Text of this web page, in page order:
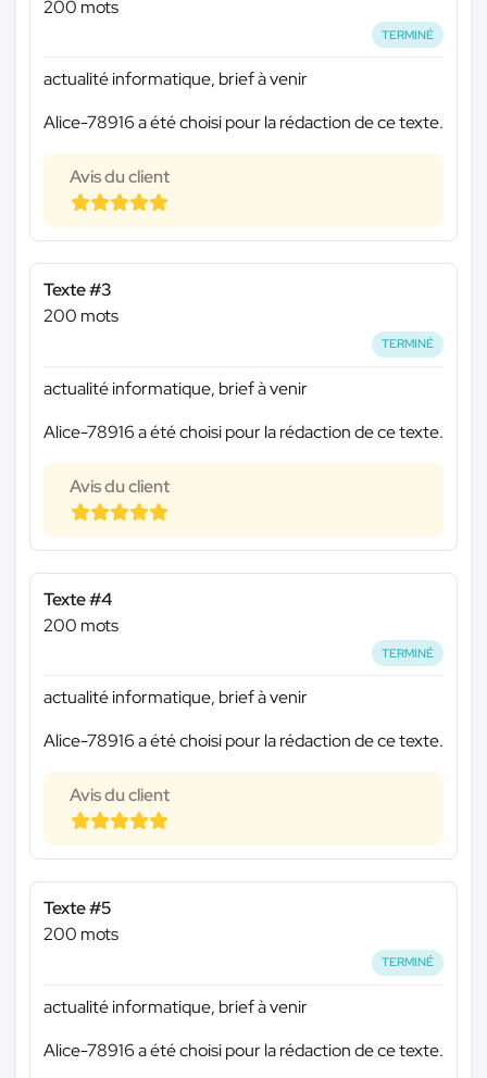
200 mots
TERMINÉ
actualité informatique, brief à venir
Alice-78916 a été choisi pour la rédaction de ce texte.
Avis du client
Texte #3
200 mots
TERMINÉ
actualité informatique, brief à venir
Alice-78916 a été choisi pour la rédaction de ce texte.
Avis du client
Texte #4
200 mots
TERMINÉ
actualité informatique, brief à venir
Alice-78916 a été choisi pour la rédaction de ce texte.
Avis du client
Texte #5
200 mots
TERMINÉ
actualité informatique, brief à venir
Alice-78916 a été choisi pour la rédaction de ce texte.